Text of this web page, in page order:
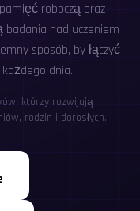
roboczą oraz
badania nad uczeniem
sposób, by łączyć
dnia.
którzy rozwijają
rodzin i dorosłych.